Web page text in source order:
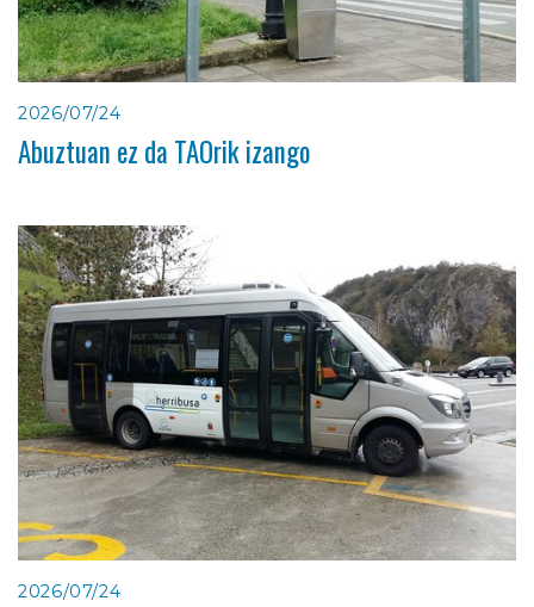
2026/07/24
Abuztuan ez da TAOrik izango
2026/07/24